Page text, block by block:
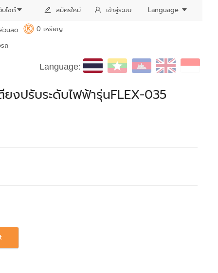
บไซด์ สมัครใหม่ เข้าสู่ระบบ Language
นลด K
0 เหรียญ
รถ
Language:
งปรับระดับไฟฟ้ารุ่นFLEX-035